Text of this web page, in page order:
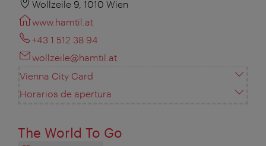
Wollzeile 9, 1010 Wien
www.hamtil.at
+43 1 512 38 94
wollzeile@hamtil.at
Vienna City Card
Horarios de apertura
The World To Go